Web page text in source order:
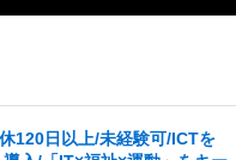
120日以上/未経験可/ICTを